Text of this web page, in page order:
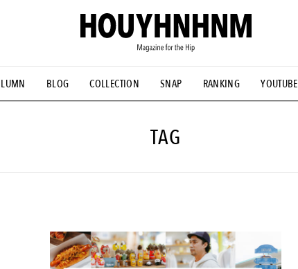
BLOG COLLECTION SNAP RANKING YOUTUBE
#古着サミット #NEW VINTAGE #マイナーグッド図鑑
#FOCUS IT #AH.H #ととけん #FASHION #MUSIC
TAG